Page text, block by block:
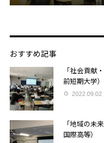
おすすめ記事
「社会貢献
前短期大学）
2022.09.02
「地域の未
国際高等）